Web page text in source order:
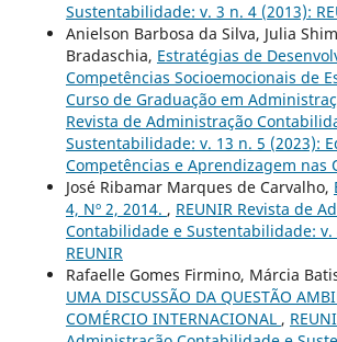
Sustentabilidade: v. 3 n. 4 (2013):
Anielson Barbosa da Silva, Julia
Bradaschia, Estratégias de
Competências Socioemocionais de
Curso de Graduação em
Revista de Administração
Sustentabilidade: v. 13 n. 5 (2023):
Competências e Aprendizagem nas
José Ribamar Marques de Carvalho,
4, Nº 2, 2014. , REUNIR Revista de
Contabilidade e Sustentabilidade: v.
REUNIR
Rafaelle Gomes Firmino, Márcia
UMA DISCUSSÃO DA QUESTÃO
COMÉRCIO INTERNACIONAL ,